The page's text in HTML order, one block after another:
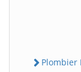
Plombier